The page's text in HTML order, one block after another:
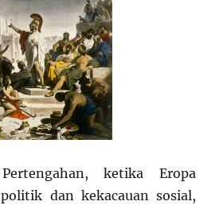
ketika Eropa
dan kekacauan sosial,